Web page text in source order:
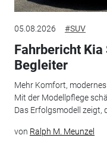
05.08.2026 #SUV
Fahrbericht
Begleiter
Mehr Komfort,
Mit der Modellpflege
Das Erfolgsmodell zeigt,
von Ralph M. Meunzel